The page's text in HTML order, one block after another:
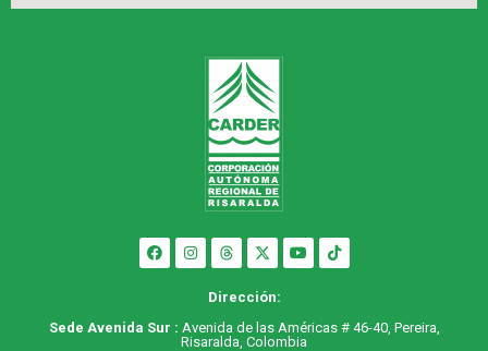
Dirección:
Sede Avenida Sur : Avenida de las Américas # 46-40, Pereira,
Risaralda, Colombia